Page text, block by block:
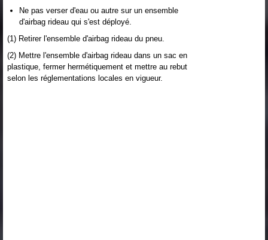
Ne pas verser d'eau ou autre sur un ensemble
d'airbag rideau qui s'est déployé.
(1) Retirer l'ensemble d'airbag rideau du pneu.
(2) Mettre l'ensemble d'airbag rideau dans un sac en
plastique, fermer hermétiquement et mettre au rebut
selon les réglementations locales en vigueur.